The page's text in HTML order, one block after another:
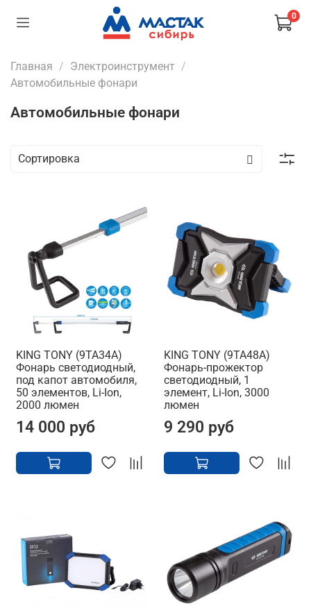
0
Главная
Электроинструмент
Автомобильные фонари
Автомобильные фонари
KING TONY (9TA34A)
Фонарь светодиодный,
под капот автомобиля,
50 элементов, Li-Ion,
2000 люмен
14 000 руб
KING TONY (9TA48A)
Фонарь-прожектор
светодиодный, 1
элемент, Li-Ion, 3000
люмен
9 290 руб